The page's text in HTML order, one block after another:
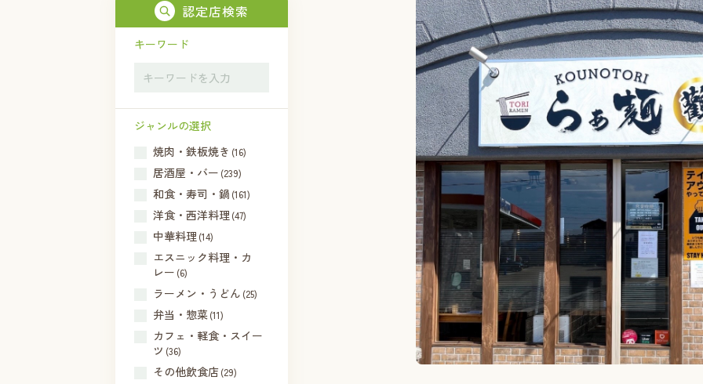
認定店検索
キーワード
ジャンルの選択
焼肉・鉄板焼き (16)
居酒屋・バー (239)
和食・寿司・鍋 (161)
洋食・西洋料理 (47)
中華料理 (14)
エスニック料理・カ
レー (6)
ラーメン・うどん (25)
弁当・惣菜(11)
カフェ・軽食・スイー
ツ (36)
その他飲食店(29)